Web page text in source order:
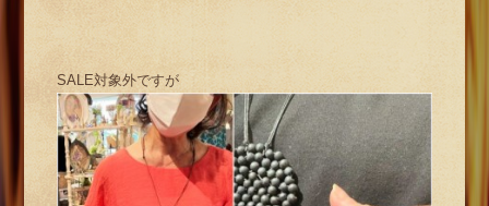
SALE対象外ですが